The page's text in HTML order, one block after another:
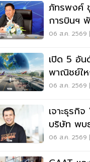
ภัทรพงศ์
การบินฯ
อากาศ กา
06 ส.ค. 2569
เปิด 5 อัน
พาณิชย์ใ
เวียดนามแ
06 ส.ค. 2569
เจาะธุรกิ
บริษัท พบ
06 ส.ค. 2569